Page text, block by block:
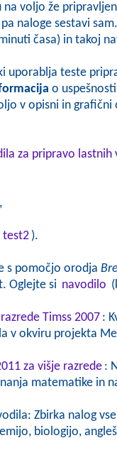
voljo že
naloge sestavi
časa) in takoj
uporablja teste
o
v opisni in
za pripravo lastnih
test2 ).
s pomočjo orodja
Oglejte si navodilo
Timss 2007 :
v okviru projekta
za višje razrede :
matematike in
Zbirka nalog
biologijo,